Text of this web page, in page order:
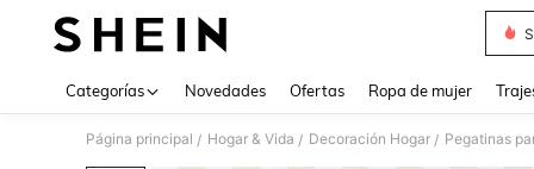
Categorías Novedades Ofertas Ropa de mujer
Página principal / Hogar & Vida / Decoración Hogar / Pegatinas